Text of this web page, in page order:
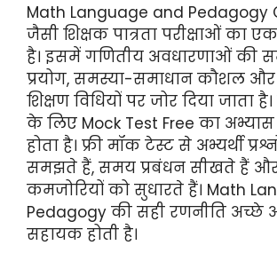
Math Language and Pedagogy
जैसी शिक्षक पात्रता परीक्षाओं का
है। इसमें गणितीय अवधारणाओं की
प्रयोग, समस्या-समाधान कौशल और
शिक्षण विधियों पर जोर दिया जाता है।
के लिए Mock Test Free का
होता है। फ्री मॉक टेस्ट से अभ्यर्थी
समझते हैं, समय प्रबंधन सीखते हैं
कमजोरियों को सुधारते हैं। Math
Pedagogy की सही रणनीति अच्छे
सहायक होती है।